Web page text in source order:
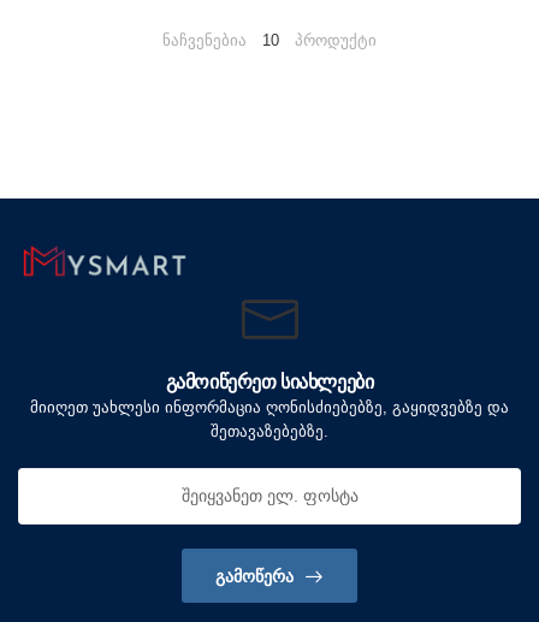
ნაჩვენებია 10 პროდუქტი
ᲒᲐᲛᲝᲘᲬᲔᲠᲔᲗ ᲡᲘᲐᲮᲚᲔᲔᲑᲘ
მიიღეთ უახლესი ინფორმაცია ღონისძიებებზე, გაყიდვებზე და
შეთავაზებებზე.
ᲒᲐᲛᲝᲬᲔᲠᲐ